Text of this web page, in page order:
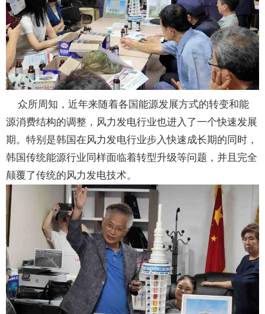
众所周知，近年来随着各国能源发展方式的转变和能
源消费结构的调整，风力发电行业也进入了一个快速发展
期。特别是韩国在风力发电行业步入快速成长期的同时，
韩国传统能源行业同样面临着转型升级等问题，并且完全
颠覆了传统的风力发电技术。